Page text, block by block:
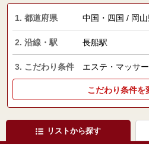
1. 都道府県 中国・四国 / 岡山
2. 沿線・駅 長船駅
3. こだわり条件 エステ・マッサ
こだわり条件を
リストから探す